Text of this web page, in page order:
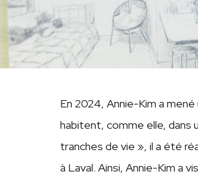
En 2024, Annie-Kim a
habitent, comme elle, dans
tranches de vie », il a été
à Laval. Ainsi, Annie-Kim a